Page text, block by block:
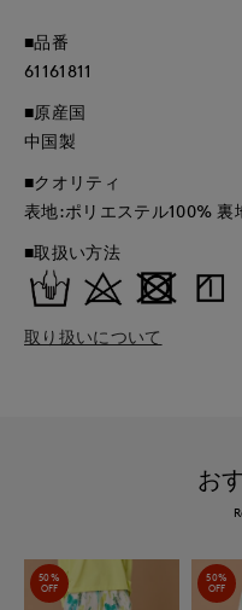
■品番
61161811
■原産国
中国製
■クオリティ
表地:ポリエステル100% 裏
■取扱い方法
取り扱いについて
お
50%
OFF
50%
OFF